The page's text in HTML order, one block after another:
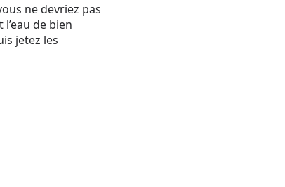
ne devriez pas
de bien
jetez les